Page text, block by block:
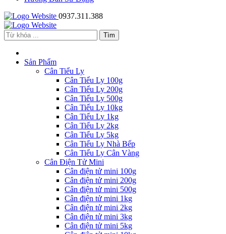
0937.311.388
Sản Phẩm
Cân Tiểu Ly
Cân Tiểu Ly 100g
Cân Tiểu Ly 200g
Cân Tiểu Ly 500g
Cân Tiểu Ly 10kg
Cân Tiểu Ly 1kg
Cân Tiểu Ly 2kg
Cân Tiểu Ly 5kg
Cân Tiểu Ly Nhà Bếp
Cân Tiểu Ly Cân Vàng
Cân Điện Tử Mini
Cân điện tử mini 100g
Cân điện tử mini 200g
Cân điện tử mini 500g
Cân điện tử mini 1kg
Cân điện tử mini 2kg
Cân điện tử mini 3kg
Cân điện tử mini 5kg